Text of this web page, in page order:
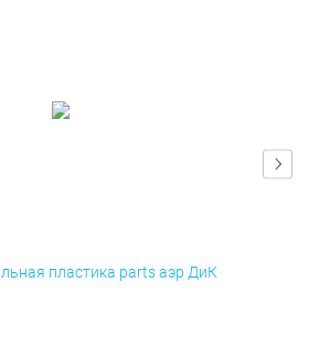
пластика parts аэр ДиК